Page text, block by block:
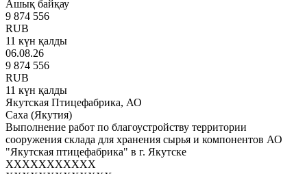
Ашық байқау
9 874 556
RUB
11 күн қалды
06.08.26
9 874 556
RUB
11 күн қалды
Якутская Птицефабрика, АО
Саха (Якутия)
Выполнение работ по благоустройству территории
сооружения склада для хранения сырья и компонентов АО
"Якутская птицефабрика" в г. Якутске
XXXXXXXXXXX